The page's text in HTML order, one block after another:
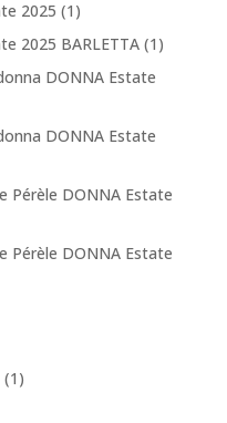
2025 (1)
2025 BARLETTA(1)
DONNA Estate
DONNA Estate
Pérèle DONNA Estate
Pérèle DONNA Estate
(1)